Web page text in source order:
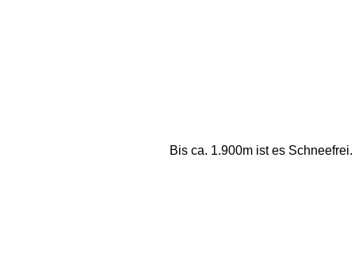
Bis ca. 1.900m ist es